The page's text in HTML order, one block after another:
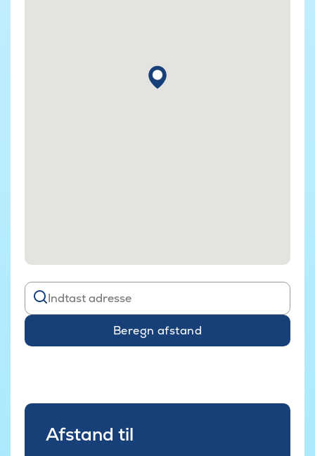
Beregn afstand
Afstand til